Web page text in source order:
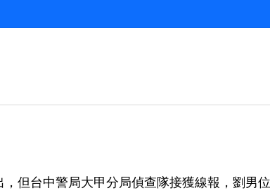
但台中警局大甲分局偵查隊接獲線報，劉男